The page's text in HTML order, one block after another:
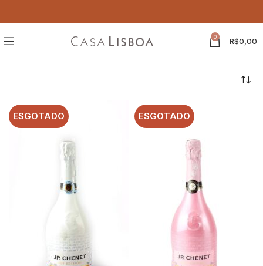
0 R$0,00
ESGOTADO ESGOTADO